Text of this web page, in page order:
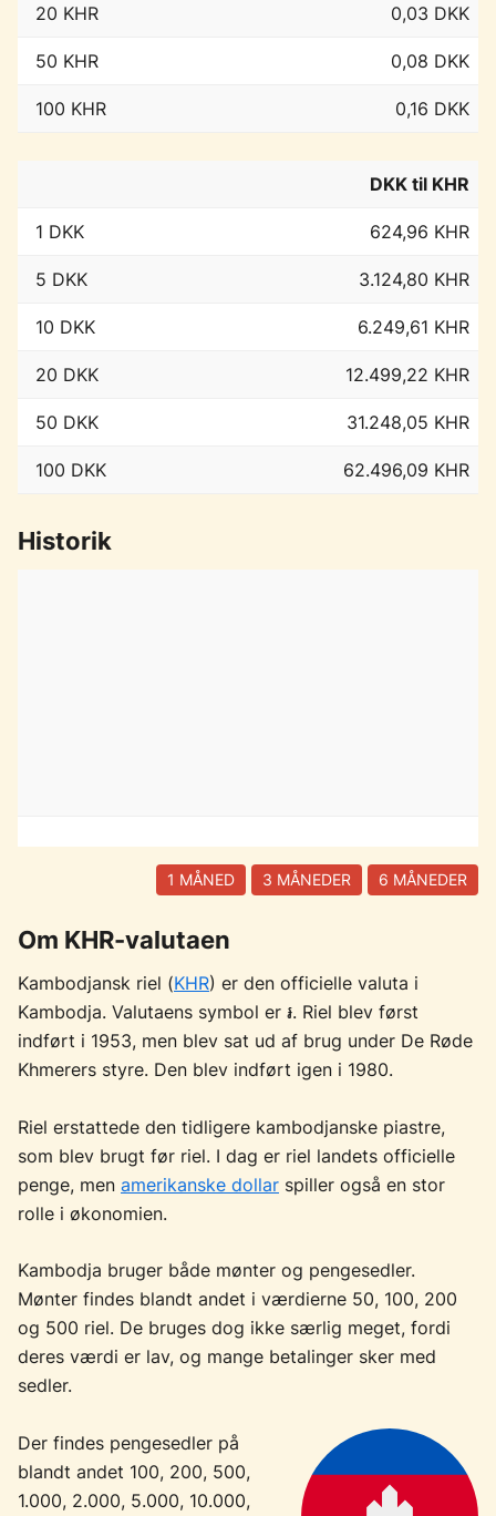
20 KHR 0,03 DKK
50 KHR 0,08 DKK
100 KHR 0,16 DKK
DKK til KHR
1 DKK 624,96 KHR
5 DKK 3.124,80 KHR
10 DKK 6.249,61 KHR
20 DKK 12.499,22 KHR
50 DKK 31.248,05 KHR
100 DKK 62.496,09 KHR
Historik
1 MÅNED 3 MÅNEDER 6 MÅNEDER
Om KHR-valutaen
Kambodjansk riel (KHR) er den officielle valuta i
Kambodja. Valutaens symbol er ៛. Riel blev først
indført i 1953, men blev sat ud af brug under De Røde
Khmerers styre. Den blev indført igen i 1980.
Riel erstattede den tidligere kambodjanske piastre,
som blev brugt før riel. I dag er riel landets officielle
penge, men amerikanske dollar spiller også en stor
rolle i økonomien.
Kambodja bruger både mønter og pengesedler.
Mønter findes blandt andet i værdierne 50, 100, 200
og 500 riel. De bruges dog ikke særlig meget, fordi
deres værdi er lav, og mange betalinger sker med
sedler.
Der findes pengesedler på
blandt andet 100, 200, 500,
1.000, 2.000, 5.000, 10.000,